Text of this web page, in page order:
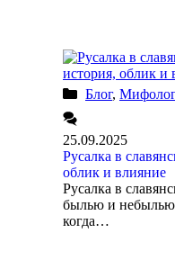
Блог,
25.09.2025
Русалка в
облик и влияние
Русалка в
былью и небылью
когда…